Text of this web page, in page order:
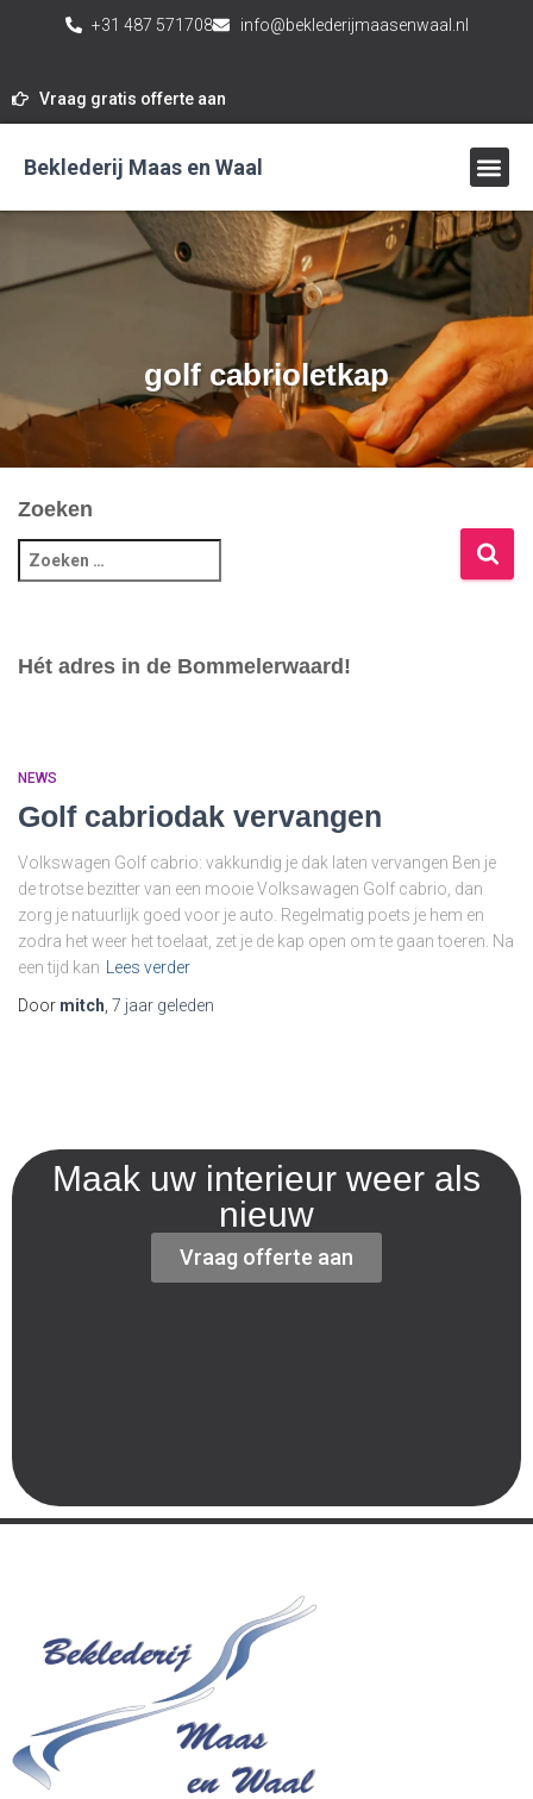
+31 487 571708 info@beklederijmaasenwaal.nl
Vraag gratis offerte aan
Beklederij Maas en Waal
golf cabrioletkap
Zoeken
Hét adres in de Bommelerwaard!
NEWS
Golf cabriodak vervangen
Volkswagen Golf cabrio: vakkundig je dak laten vervangen Ben je
de trotse bezitter van een mooie Volksawagen Golf cabrio, dan
zorg je natuurlijk goed voor je auto. Regelmatig poets je hem en
zodra het weer het toelaat, zet je de kap open om te gaan toeren. Na
een tijd kan
Lees verder
Door mitch 7 jaar geleden
Maak uw interieur weer als
nieuw
Vraag offerte aan